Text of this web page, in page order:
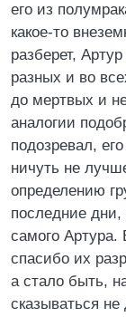
его из
какое-то
разберет,
разных и во
до мертвых и
аналогии
подозревал,
ничуть не
определению
последние
самого Артура.
спасибо их
а стало быть,
сказываться